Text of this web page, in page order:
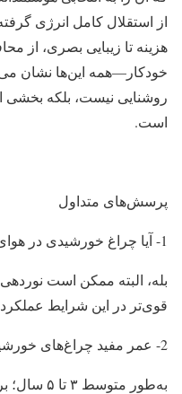
از استقلال کامل انرژی
هزینه تا زیبایی بصری، از
خودکار—همه این‌ها نشان
روشنایی نیست، بلکه بخشی
است.
پرسش‌های متداول
1- آیا چراغ خورشیدی در هوای ابری کار می‌کند؟
بله، البته ممکن است
قوی‌تر در این شرایط عملکرد
2- عمر مفید چراغ‌های خورشیدی چقدر است؟